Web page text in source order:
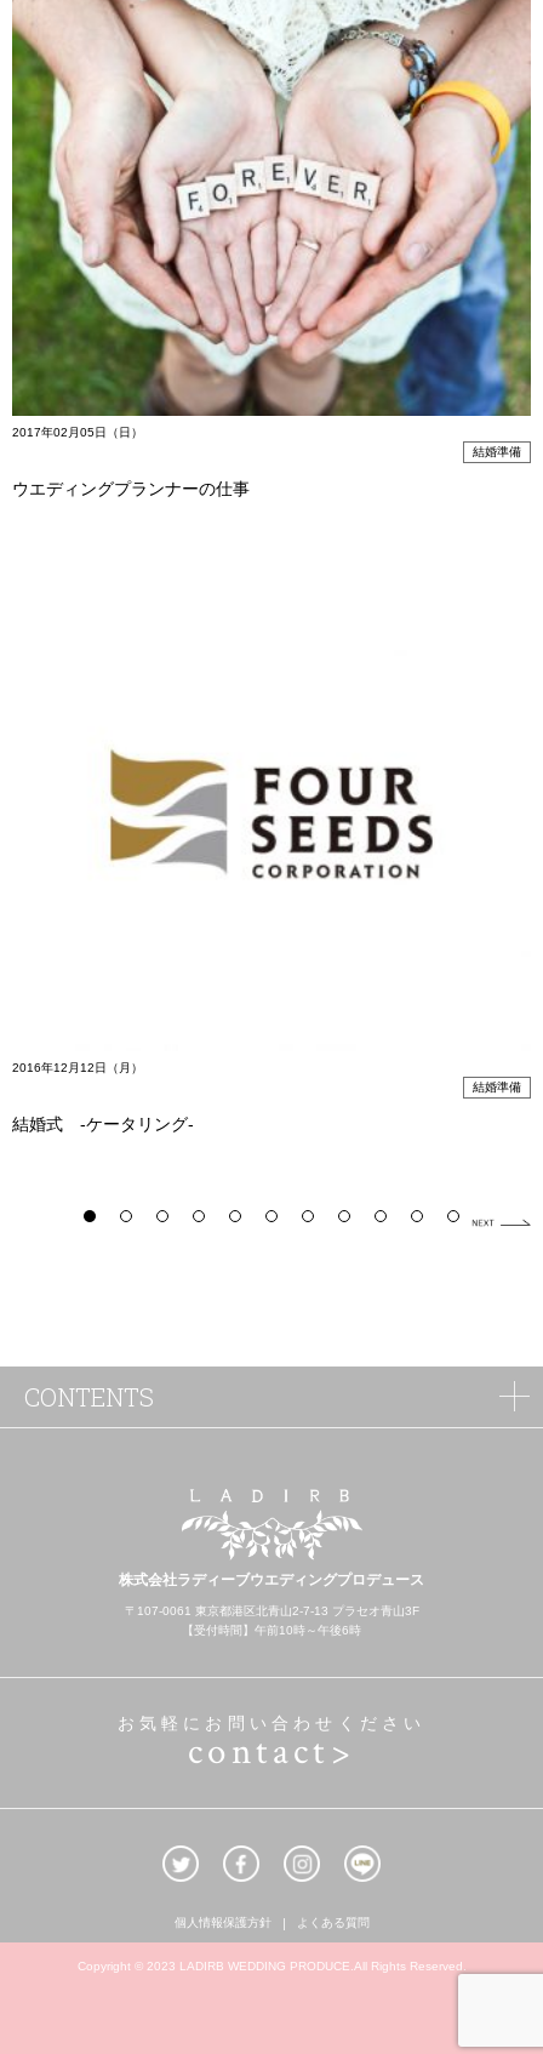
2017年02月05日（日）
結婚準備
ウエディングプランナーの仕事
2016年12月12日（月）
結婚準備
結婚式 -ケータリング-
株式会社ラディーブウエディングプロデュース
〒107-0061 東京都港区北青山2-7-13 プラセオ青山3F
【受付時間】午前10時～午後6時
お気軽にお問い合わせください
contact>
個人情報保護方針 よくある質問
CONTENTS
Copyright © 2023 LADIRB WEDDING PRODUCE.All Rights Reserved.